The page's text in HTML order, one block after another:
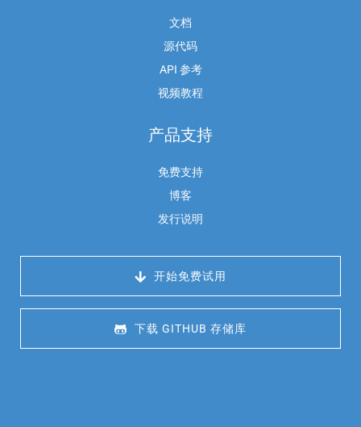
文档
源代码
API 参考
视频教程
产品支持
免费支持
博客
发行说明
开始免费试用
下载 GITHUB 存储库